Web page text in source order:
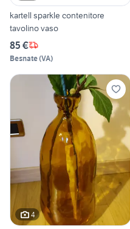
kartell sparkle contenitore
tavolino vaso
85 €
Besnate(VA)
4